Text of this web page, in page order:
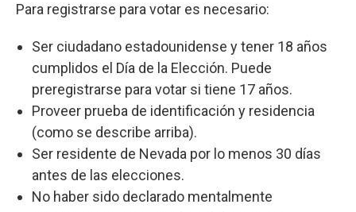
Para registrarse para votar es necesario:
Ser ciudadano estadounidense y tener 18 años
cumplidos el Día de la Elección. Puede
preregistrarse para votar si tiene 17 años.
Proveer prueba de identificación y residencia
(como se describe arriba).
Ser residente de Nevada por lo menos 30 días
antes de las elecciones.
No haber sido declarado mentalmente